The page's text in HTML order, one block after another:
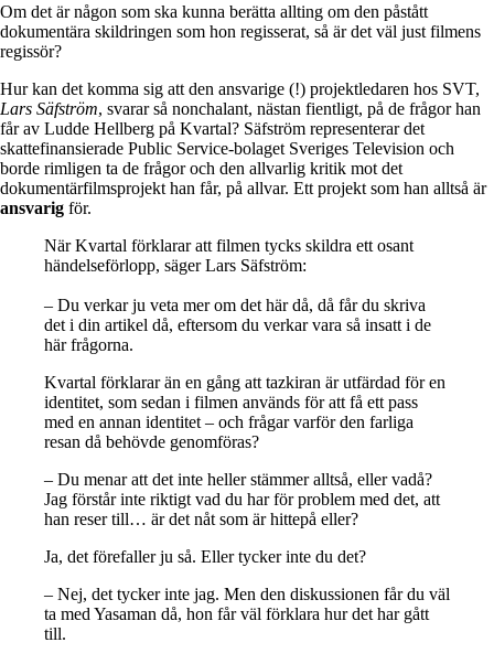
Om det är någon som ska kunna berätta allting om den påstått
dokumentära skildringen som hon regisserat, så är det väl just filmens
regissör?
Hur kan det komma sig att den ansvarige (!) projektledaren hos SVT,
Lars Säfström, svarar så nonchalant, nästan fientligt, på de frågor han
får av Ludde Hellberg på Kvartal? Säfström representerar det
skattefinansierade Public Service-bolaget Sveriges Television och
borde rimligen ta de frågor och den allvarlig kritik mot det
dokumentärfilmsprojekt han får, på allvar. Ett projekt som han alltså är
ansvarig för.
När Kvartal förklarar att filmen tycks skildra ett osant
händelseförlopp, säger Lars Säfström:
– Du verkar ju veta mer om det här då, då får du skriva
det i din artikel då, eftersom du verkar vara så insatt i de
här frågorna.
Kvartal förklarar än en gång att tazkiran är utfärdad för en
identitet, som sedan i filmen används för att få ett pass
med en annan identitet – och frågar varför den farliga
resan då behövde genomföras?
– Du menar att det inte heller stämmer alltså, eller vadå?
Jag förstår inte riktigt vad du har för problem med det, att
han reser till… är det nåt som är hittepå eller?
Ja, det förefaller ju så. Eller tycker inte du det?
– Nej, det tycker inte jag. Men den diskussionen får du väl
ta med Yasaman då, hon får väl förklara hur det har gått
till.